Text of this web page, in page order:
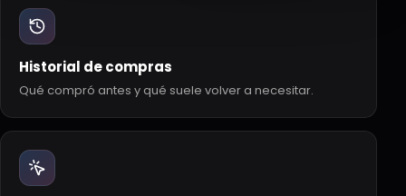
Historial de compras
Qué compró antes y qué suele volver a necesitar.